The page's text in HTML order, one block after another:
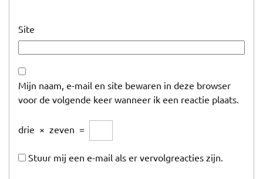
Site
Mijn naam, e-mail en site bewaren in deze browser
voor de volgende keer wanneer ik een reactie plaats.
drie × zeven =
Stuur mij een e-mail als er vervolgreacties zijn.